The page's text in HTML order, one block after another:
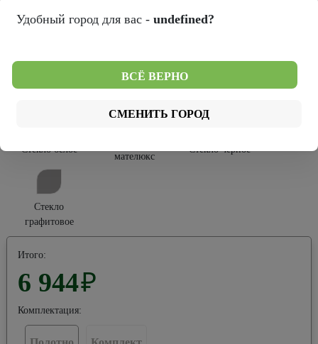
Тип остекления:
Стекло белое
мателюкс
Стекло черное
Стекло
графитовое
Итого:
6 944₽
Комплектация:
Удобный город для вас - undefined?
ВСЁ ВЕРНО
СМЕНИТЬ ГОРОД